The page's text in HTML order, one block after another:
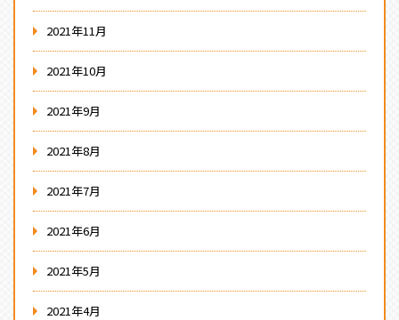
2021年11月
2021年10月
2021年9月
2021年8月
2021年7月
2021年6月
2021年5月
2021年4月